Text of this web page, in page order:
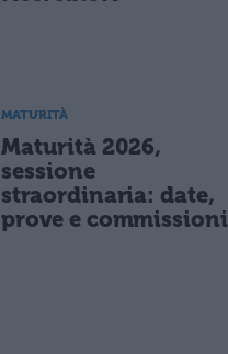
MATURITÀ
Maturità 2026,
sessione
straordinaria: date,
prove e commissioni